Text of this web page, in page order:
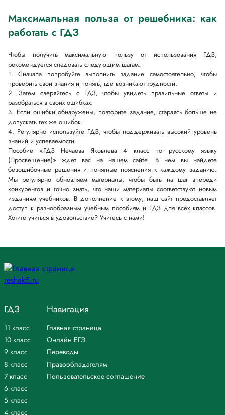
Максимальная польза от решебника: как
работать с ГДЗ
Чтобы получить максимальную пользу от использования ГДЗ,
рекомендуется следовать следующим шагам:
1. Сначала попробуйте выполнить задание самостоятельно, чтобы
проверить свои знания и понять, где возникают трудности.
2. Затем сверяйтесь с ГДЗ, чтобы увидеть правильные ответы и
разобраться в своих ошибках.
3. Если ошибки обнаружены, повторите задание, стараясь больше не
допускать тех же ошибок.
4. Регулярно используйте ГДЗ, чтобы поддерживать высокий уровень
знаний и успеваемости.
Пособие «ГДЗ Нечаева Яковлева 4 класс по русскому языку
(Просвещение)» ждет вас на нашем сайте. В нем вы найдете
безошибочные решения и понятные пояснения к каждому заданию.
Мы регулярно обновляем материалы, чтобы быть на шаг впереди
конкурентов и точно знать, что наши материалы соответствуют новым
изданиям учебников. В дополнение к этому, наш сайт предоставляет
доступ к разнообразным учебным пособиям и ГДЗ для всех классов.
Хотите учиться в удовольствие? Учитесь с нами!
ГДЗ
11 класс
10 класс
9 класс
8 класс
7 класс
6 класс
5 класс
4 класс
Навигация
Главная страница
Онлайн ЕГЭ
Переводы
Правообладателям
Пользовательское соглашение